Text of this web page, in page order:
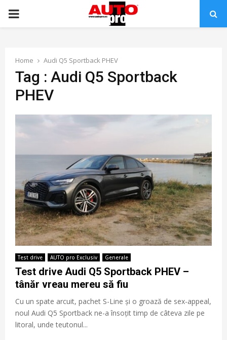
PRIMARY
Home Audi Q5 Sportback PHEV
Tag : Audi Q5 Sportback
PHEV
Test drive AUTO pro Exclusiv Generale
Test drive Audi Q5 Sportback PHEV –
tânăr vreau mereu să fiu
Cu un spate arcuit, pachet S-Line și o groază de sex-appeal,
noul Audi Q5 Sportback ne-a însoțit timp de câteva zile pe
litoral, unde teutonul...